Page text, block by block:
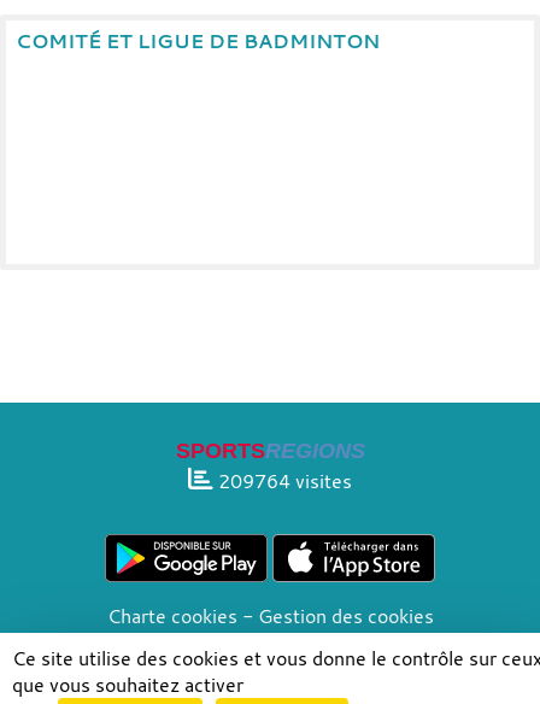
COMITÉ ET LIGUE DE BADMINTON
SPORTSREGIONS
209764visites
Charte cookies
Gestion des cookies
Informations légales
Signaler un contenu inapproprié
Ce site utilise des cookies et vous donne le contrôle sur
que vous souhaitez activer